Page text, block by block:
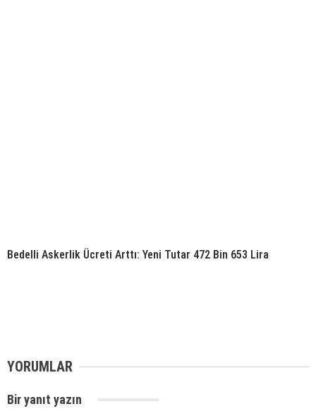
Bedelli Askerlik Ücreti Arttı: Yeni Tutar 472 Bin 653 Lira
YORUMLAR
Bir yanıt yazın